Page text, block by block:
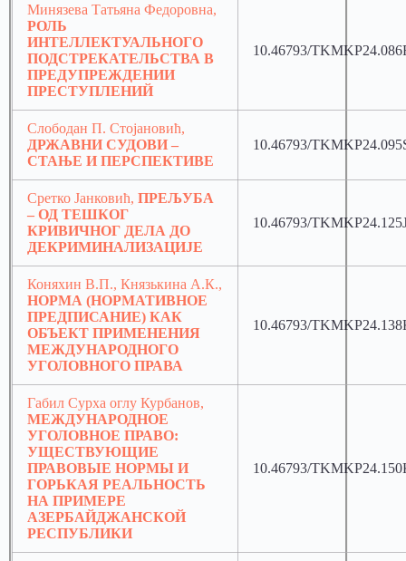
Минязева Татьяна Федоровна,
РОЛЬ
ИНТЕЛЛЕКТУАЛЬНОГО
ПОДСТРЕКАТЕЛЬСТВА В
ПРЕДУПРЕЖДЕНИИ
ПРЕСТУПЛЕНИЙ
10.46793/
Слободан П. Стојановић,
ДРЖАВНИ СУДОВИ –
СТАЊЕ И ПЕРСПЕКТИВЕ
10.46793/
Сретко Јанковић, ПРЕЉУБА
– ОД ТЕШКОГ
КРИВИЧНОГ ДЕЛА ДО
ДЕКРИМИНАЛИЗАЦИЈЕ
10.46793/
Коняхин В.П., Князькина А.К.,
НОРМА (НОРМАТИВНОЕ
ПРЕДПИСАНИЕ) КАК
ОБЪЕКТ ПРИМЕНЕНИЯ
МЕЖДУНАРОДНОГО
УГОЛОВНОГО ПРАВА
10.46793/
Габил Сурха оглу Курбанов,
МЕЖДУНАРОДНОЕ
УГОЛОВНОЕ ПРАВО:
УЩЕСТВУЮЩИЕ
ПРАВОВЫЕ НОРМЫ И
ГОРЬКАЯ РЕАЛЬНОСТЬ
НА ПРИМЕРЕ
АЗЕРБАЙДЖАНСКОЙ
РЕСПУБЛИКИ
10.46793/